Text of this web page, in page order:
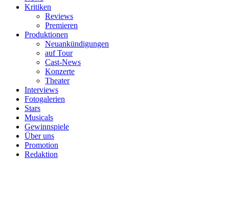
Kritiken
Reviews
Premieren
Produktionen
Neuankündigungen
auf Tour
Cast-News
Konzerte
Theater
Interviews
Fotogalerien
Stars
Musicals
Gewinnspiele
Über uns
Promotion
Redaktion